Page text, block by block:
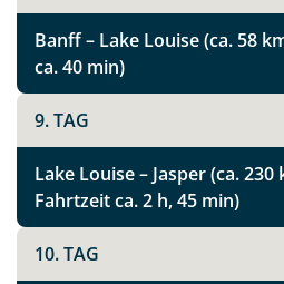
Banff – Lake Louise (ca. 58
ca. 40 min)
9. TAG
Lake Louise – Jasper (ca. 230
Fahrtzeit ca. 2 h, 45 min)
10. TAG